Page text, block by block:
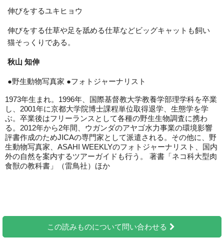
伸びをするユキヒョウ
伸びをする仕草や足を舐める仕草などビッグキャットも飼い
猫そっくりである。
秋山 知伸
●野生動物写真家 ●フォトジャーナリスト
1973年生まれ。1996年、国際基督教大学教養学部理学科を卒業
し、2001年に京都大学院博士課程単位取得退学、生態学を学
ぶ。卒業後はフリーランスとして各種の野生生物調査に携わ
る。2012年から2年間、ウガンダのアヤゴ水力事業の環境影響
評書作成のためJICAの専門家として派遣される。その他に、野
生動物写真家、ASAHI WEEKLYのフォトジャーナリスト、国内
外の自然を案内するツアーガイドも行う。 著書「ネコ科大型肉
食獣の教科書」（雷鳥社）ほか
この読みものについて問い合わせる